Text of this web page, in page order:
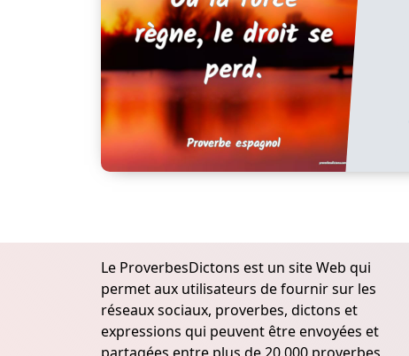
Le ProverbesDictons est un site Web qui
permet aux utilisateurs de fournir sur les
réseaux sociaux, proverbes, dictons et
expressions qui peuvent être envoyées et